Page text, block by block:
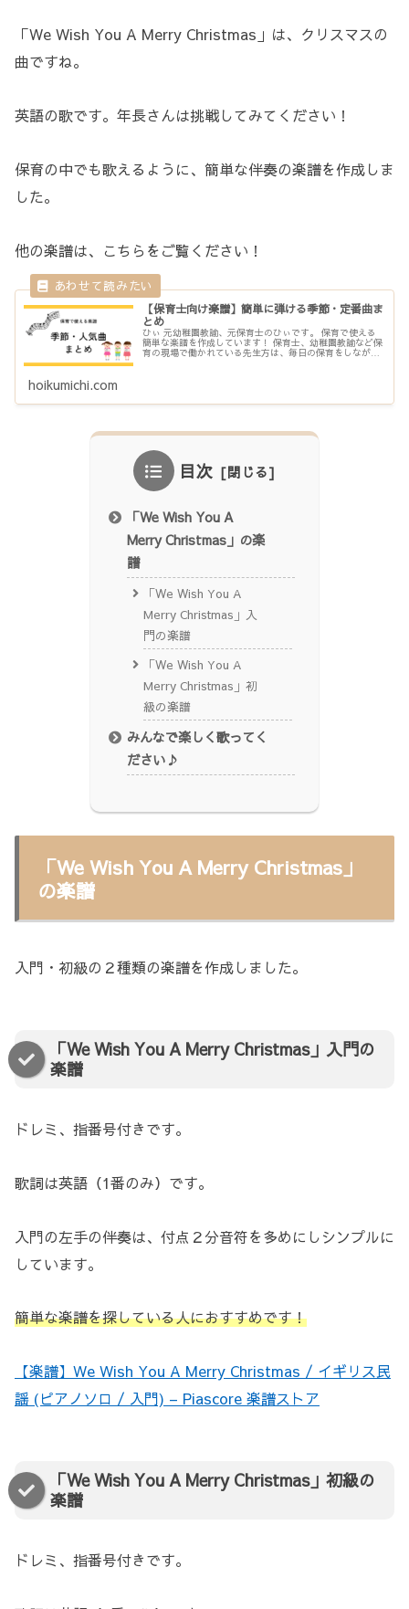
「We Wish You A Merry Christmas」は、クリスマスの
曲ですね。
英語の歌です。年長さんは挑戦してみてください！
保育の中でも歌えるように、簡単な伴奏の楽譜を作成しま
した。
他の楽譜は、こちらをご覧ください！
【保育士向け楽譜】簡単に弾ける季節・定番曲ま
とめ
ひぃ 元幼稚園教諭、元保育士のひぃです。 保育で使える
簡単な楽譜を作成しています！ 保育士、幼稚園教諭など保
育の現場で働かれている先生方は、毎日の保育をしながら
hoikumichi.com
目次
「We Wish You A
Merry Christmas」の楽
譜
「We Wish You A
Merry Christmas」入
門の楽譜
「We Wish You A
Merry Christmas」初
級の楽譜
みんなで楽しく歌ってく
ださい♪
「We Wish You A Merry Christmas」
の楽譜
入門・初級の２種類の楽譜を作成しました。
「We Wish You A Merry Christmas」入門の
楽譜
ドレミ、指番号付きです。
歌詞は英語（1番のみ）です。
入門の左手の伴奏は、付点２分音符を多めにしシンプルに
しています。
簡単な楽譜を探している人におすすめです！
【楽譜】We Wish You A Merry Christmas / イギリス民
謡 (ピアノソロ / 入門) – Piascore 楽譜ストア
「We Wish You A Merry Christmas」初級の
楽譜
ドレミ、指番号付きです。